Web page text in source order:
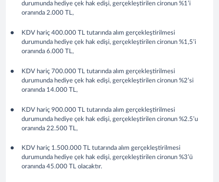
durumunda hediye çek hak edişi, gerçekleştirilen cironun %1’i
oranında 2.000 TL,
KDV hariç 400.000 TL tutarında alım gerçekleştirilmesi
durumunda hediye çek hak edişi, gerçekleştirilen cironun %1,5’i
oranında 6.000 TL,
KDV hariç 700.000 TL tutarında alım gerçekleştirilmesi
durumunda hediye çek hak edişi, gerçekleştirilen cironun %2’si
oranında 14.000 TL,
KDV hariç 900.000 TL tutarında alım gerçekleştirilmesi
durumunda hediye çek hak edişi, gerçekleştirilen cironun %2.5’u
oranında 22.500 TL,
KDV hariç 1.500.000 TL tutarında alım gerçekleştirilmesi
durumunda hediye çek hak edişi, gerçekleştirilen cironun %3’ü
oranında 45.000 TL olacaktır.